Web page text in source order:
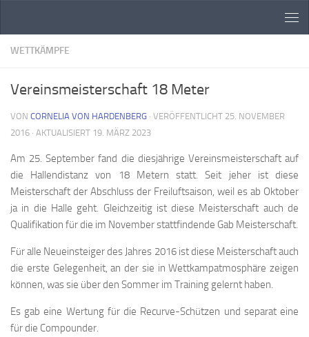
WETTKÄMPFE
Vereinsmeisterschaft 18 Meter
VON CORNELIA VON HARDENBERG · VERÖFFENTLICHT 25. NOVEMBER
2016 · AKTUALISIERT 19. MÄRZ 2023
Am 25. September fand die diesjährige Vereinsmeisterschaft auf
die Hallendistanz von 18 Metern statt. Seit jeher ist diese
Meisterschaft der Abschluss der Freiluftsaison, weil es ab Oktober
ja in die Halle geht. Gleichzeitig ist diese Meisterschaft auch de
Qualifikation für die im November stattfindende Gab Meisterschaft.
Für alle Neueinsteiger des Jahres 2016 ist diese Meisterschaft auch
die erste Gelegenheit, an der sie in Wettkampatmosphäre zeigen
können, was sie über den Sommer im Training gelernt haben.
Es gab eine Wertung für die Recurve-Schützen und separat eine
für die Compounder.